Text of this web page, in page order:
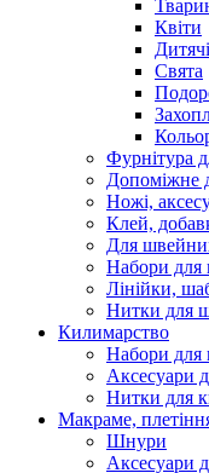
Квіти
Дитячі
Свята
Фурнітура
Допоміжне
Ножі,
Клей,
Для
Набори для
Лінійки,
Нитки для
Килимарство
Набори для
Аксесуари
Нитки для
Макраме,
Шнури
Аксесуари